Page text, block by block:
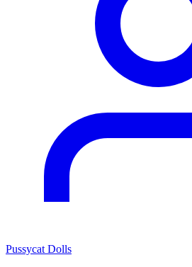
Pussycat Dolls